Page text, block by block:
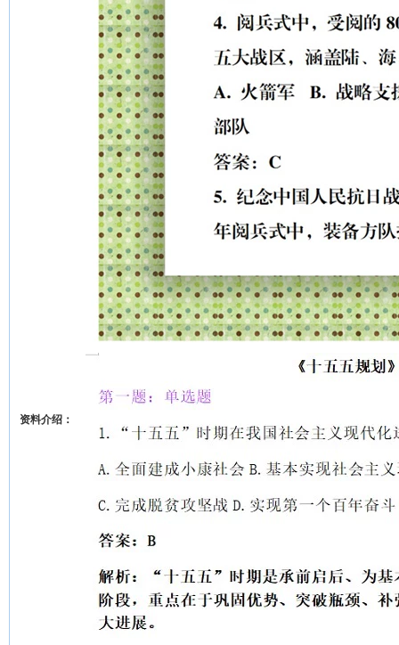
资料介绍：